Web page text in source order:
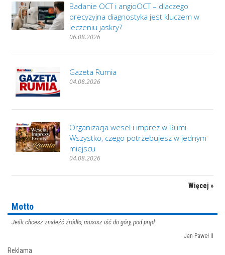
Badanie OCT i angioOCT – dlaczego
precyzyjna diagnostyka jest kluczem w
leczeniu jaskry?
06.08.2026
Gazeta Rumia
04.08.2026
Organizacja wesel i imprez w Rumi.
Wszystko, czego potrzebujesz w jednym
miejscu
04.08.2026
Więcej »
Motto
Jeśli chcesz znaleźć źródło, musisz iść do góry, pod prąd
Jan Paweł II
Reklama